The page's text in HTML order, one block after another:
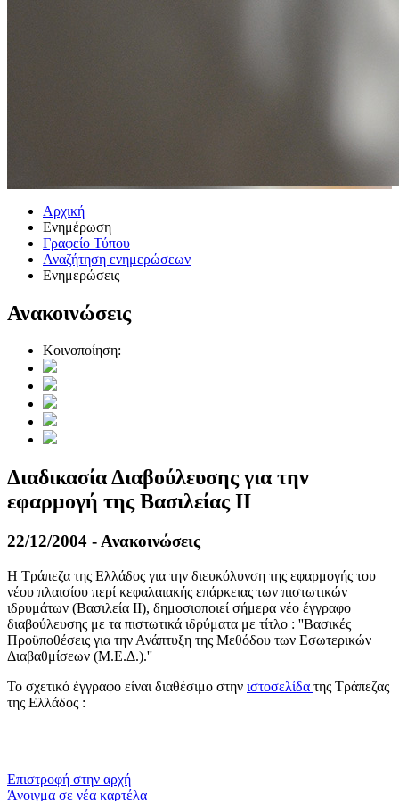
Αρχική
Ενημέρωση
Γραφείο Τύπου
Αναζήτηση ενημερώσεων
Ενημερώσεις
Ανακοινώσεις
Κοινοποίηση:
Διαδικασία Διαβούλευσης για την
εφαρμογή της Βασιλείας II
22/12/2004 - Ανακοινώσεις
Η Τράπεζα της Ελλάδος για την διευκόλυνση της εφαρμογής του
νέου πλαισίου περί κεφαλαιακής επάρκειας των πιστωτικών
ιδρυμάτων (Βασιλεία ΙΙ), δημοσιοποιεί σήμερα νέο έγγραφο
διαβούλευσης με τα πιστωτικά ιδρύματα με τίτλο : ''Βασικές
Προϋποθέσεις για την Ανάπτυξη της Μεθόδου των Εσωτερικών
Διαβαθμίσεων (Μ.Ε.Δ.).''
Το σχετικό έγγραφο είναι διαθέσιμο στην ιστοσελίδα της Τράπεζας
της Ελλάδος :
Επιστροφή στην αρχή
Άνοιγμα σε νέα καρτέλα